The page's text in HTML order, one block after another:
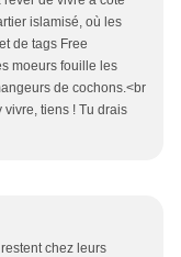
islamisé, où les
de tags Free
moeurs fouille les
de cochons.<br
vivre, tiens ! Tu drais
chez leurs